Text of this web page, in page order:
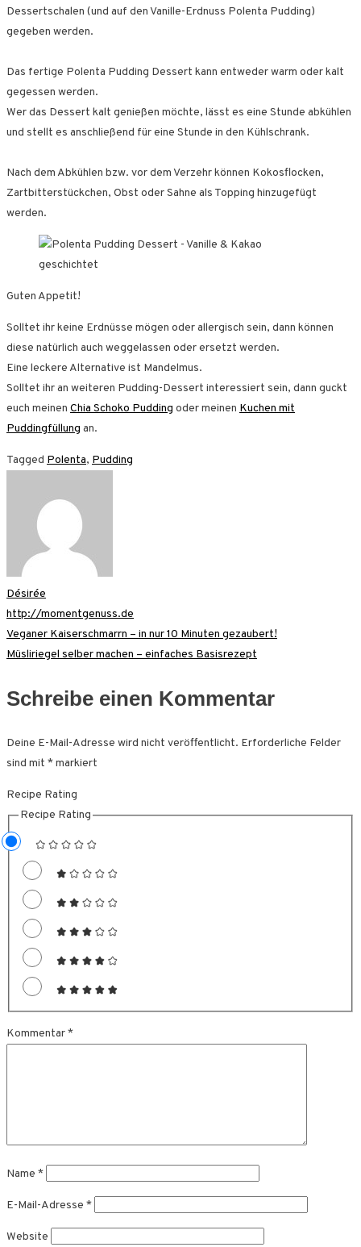
Dessertschalen (und auf den Vanille-Erdnuss Polenta Pudding)
gegeben werden.
Das fertige Polenta Pudding Dessert kann entweder warm oder kalt
gegessen werden.
Wer das Dessert kalt genießen möchte, lässt es eine Stunde abkühlen
und stellt es anschließend für eine Stunde in den Kühlschrank.
Nach dem Abkühlen bzw. vor dem Verzehr können Kokosflocken,
Zartbitterstückchen, Obst oder Sahne als Topping hinzugefügt
werden.
Guten Appetit!
Solltet ihr keine Erdnüsse mögen oder allergisch sein, dann können
diese natürlich auch weggelassen oder ersetzt werden.
Eine leckere Alternative ist Mandelmus.
Solltet ihr an weiteren Pudding-Dessert interessiert sein, dann guckt
euch meinen Chia Schoko Pudding oder meinen Kuchen mit
Puddingfüllung an.
Tagged Polenta, Pudding
Désirée
http://momentgenuss.de
Beitragsnavigation
Veganer Kaiserschmarrn – in nur 10 Minuten gezaubert!
Müsliriegel selber machen – einfaches Basisrezept
Schreibe einen Kommentar
Deine E-Mail-Adresse wird nicht veröffentlicht. Erforderliche Felder
sind mit *markiert
Recipe Rating
Recipe Rating
Kommentar*
Name *
E-Mail-Adresse *
Website